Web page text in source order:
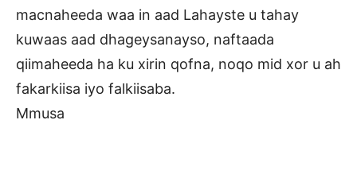
macnaheeda waa in aad Lahayste u tahay
kuwaas aad dhageysanayso, naftaada
qiimaheeda ha ku xirin qofna, noqo mid xor u ah
fakarkiisa iyo falkiisaba.
Mmusa